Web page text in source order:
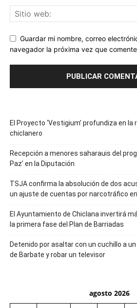
Guardar mi nombre, correo
navegador la próxima vez que
El Proyecto ‘Vestigium’ profundiza en
chiclanero
Recepción a menores saharauis del
Paz’ en la Diputación
TSJA confirma la absolución de dos
un ajuste de cuentas por narcotráfico
El Ayuntamiento de Chiclana invertirá
la primera fase del Plan de Barriadas
Detenido por asaltar con un cuchillo a
de Barbate y robar un televisor
agosto 2026